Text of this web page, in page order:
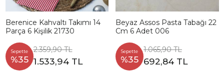
Berenice Kahvaltı Takımı 14
Parça 6 Kişilik 21730
Sepette
%35
2.359,90 TL
1.533,94 TL
Beyaz Assos Pasta Tabağı 22
Cm 6 Adet 006
Sepette
%35
1.065,90 TL
692,84 TL